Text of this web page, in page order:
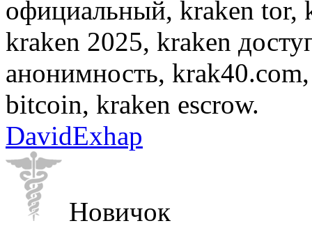
официальный, kraken tor,
kraken 2025, kraken
анонимность,
bitcoin, kraken escrow.
DavidExhap
Новичок